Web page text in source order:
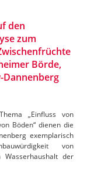
den
zum
Börde,
Dannenberg
„Einfluss von
Böden“ dienen die
exemplarisch
von
der